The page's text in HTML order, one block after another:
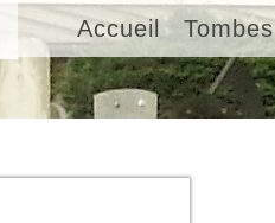
Accueil Tombes